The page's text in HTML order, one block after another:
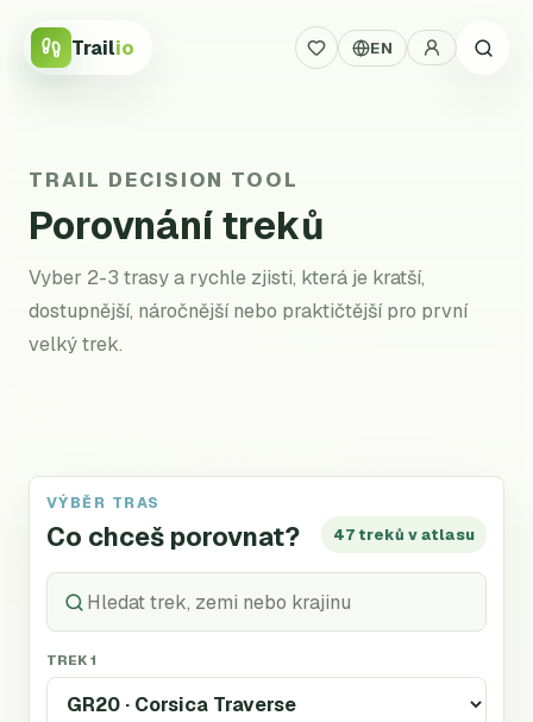
Trailio EN
TRAIL DECISION TOOL
Porovnání treků
Vyber 2-3 trasy a rychle zjisti, která je kratší,
dostupnější, náročnější nebo praktičtější pro první
velký trek.
VÝBĚR TRAS
Co chceš porovnat? 47 treků v atlasu
TREK 1